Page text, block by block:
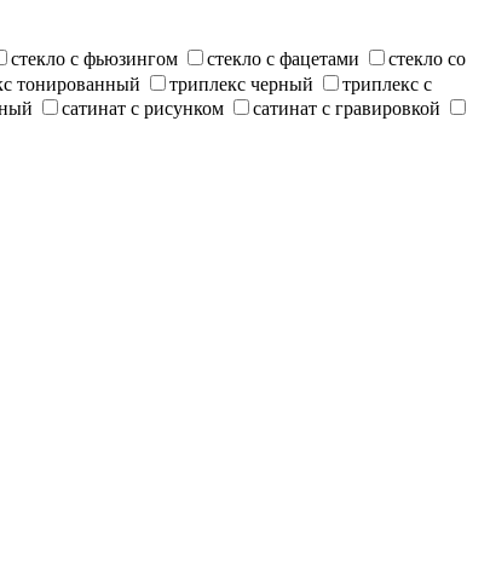
стекло с фьюзингом стекло с фацетами
стекло со
тонированный триплекс черный
триплекс с
сатинат с рисунком
сатинат с гравировкой